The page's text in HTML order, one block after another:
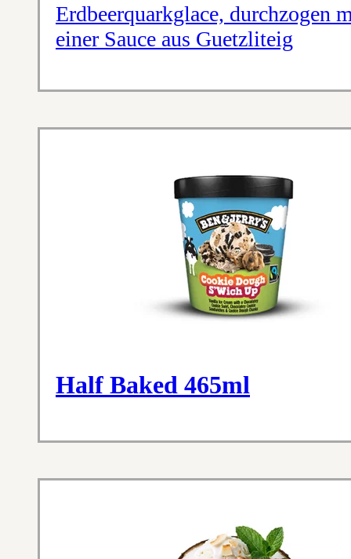
Erdbeerquarkglace, durchzogen
einer Sauce aus Guetzliteig
Half Baked 465ml